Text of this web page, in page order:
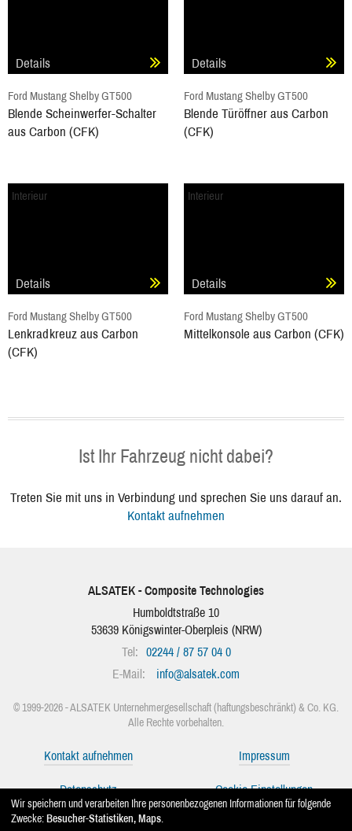
Details
Ford Mustang Shelby GT500
Blende Scheinwerfer-Schalter
aus Carbon (CFK)
Details
Ford Mustang Shelby GT500
Blende Türöffner aus Carbon
(CFK)
Interieur
Details
Ford Mustang Shelby GT500
Lenkradkreuz aus Carbon
(CFK)
Interieur
Details
Ford Mustang Shelby GT500
Mittelkonsole aus Carbon (CFK)
Ist Ihr Fahrzeug nicht dabei?
Treten Sie mit uns in Verbindung und sprechen Sie uns darauf an.
Kontakt aufnehmen
ALSATEK - Composite Technologies
Humboldtstraße 10
53639 Königswinter-Oberpleis (NRW)
Tel: 02244 / 87 57 04 0
E-Mail:
info@alsatek.com
© 1999-2026 - ALSATEK Unternehmergesellschaft (haftungsbeschränkt) & Co. KG.
Alle Rechte vorbehalten.
Kontakt aufnehmen
Impressum
Datenschutz
Cookie-Einstellungen
Facebook
Wir speichern und verarbeiten Ihre personenbezogenen Informationen für folgende
Zwecke:Besucher-Statistiken, Maps.